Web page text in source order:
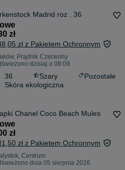
Madrid roz . 36
zł
zł z Pakietem Ochronnym
Prądnik Czerwony
dzisiaj o 08:09
36 Szary
Pozostałe
Skóra ekologiczna
Chanel Coco Beach Mules
zł
zł z Pakietem Ochronnym
Centrum
dnia 05 sierpnia 2026